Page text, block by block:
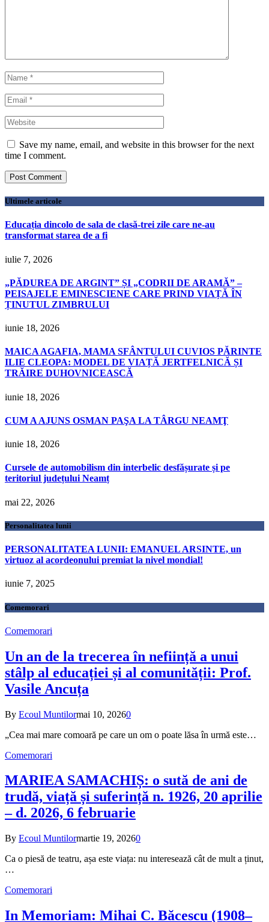
Save my name, email, and website in this browser for the next
time I comment.
Ultimele articole
Educația dincolo de sala de clasă-trei zile care ne-au
transformat starea de a fi
iulie 7, 2026
„PĂDUREA DE ARGINT” ȘI „CODRII DE ARAMĂ” –
PEISAJELE EMINESCIENE CARE PRIND VIAȚĂ ÎN
ȚINUTUL ZIMBRULUI
iunie 18, 2026
MAICA AGAFIA, MAMA SFÂNTULUI CUVIOS PĂRINTE
ILIE CLEOPA: MODEL DE VIAȚĂ JERTFELNICĂ ȘI
TRĂIRE DUHOVNICEASCĂ
iunie 18, 2026
CUM A AJUNS OSMAN PAŞA LA TÂRGU NEAMŢ
iunie 18, 2026
Cursele de automobilism din interbelic desfășurate și pe
teritoriul județului Neamț
mai 22, 2026
Personalitatea lunii
PERSONALITATEA LUNII: EMANUEL ARSINTE, un
virtuoz al acordeonului premiat la nivel mondial!
iunie 7, 2025
Comemorari
Comemorari
Un an de la trecerea în neființă a unui
stâlp al educației și al comunității: Prof.
Vasile Ancuța
By Ecoul Muntilormai 10, 20260
„Cea mai mare comoară pe care un om o poate lăsa în urmă este…
Comemorari
MARIEA SAMACHIȘ: o sută de ani de
trudă, viață și suferință n. 1926, 20 aprilie
– d. 2026, 6 februarie
By Ecoul Muntilormartie 19, 20260
Ca o piesă de teatru, așa este viața: nu interesează cât de mult a ținut,
…
Comemorari
In Memoriam: Mihai C. Băcescu (1908–